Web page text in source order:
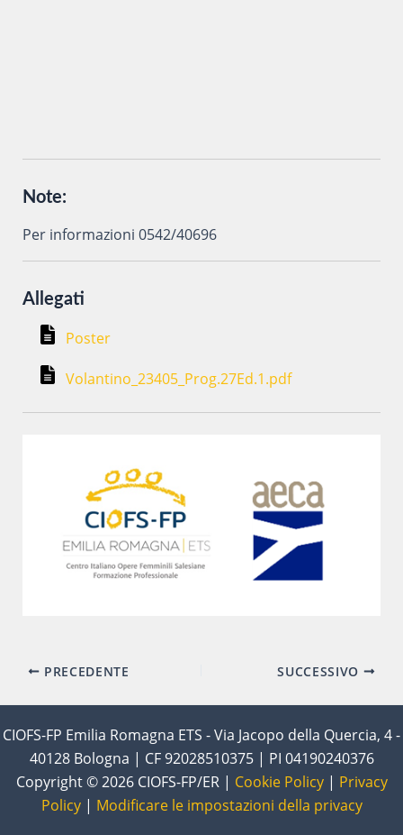
Note:
Per informazioni 0542/40696
Allegati
Poster
Volantino_23405_Prog.27Ed.1.pdf
Navigazione
PRECEDENTE SUCCESSIVO
CIOFS-FP Emilia Romagna ETS - Via Jacopo della Quercia, 4 -
40128 Bologna | CF 92028510375 | PI 04190240376
Copyright © 2026 CIOFS-FP/ER | Cookie Policy| Privacy
Policy| Modificare le impostazioni della privacy